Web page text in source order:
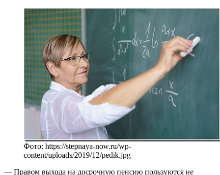
Фото: https://stepnaya-now.ru/wp-
content/uploads/2019/12/pedik.jpg
— Правом выхода на досрочную пенсию пользуются не